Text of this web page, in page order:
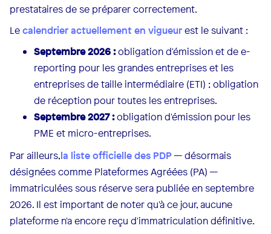
prestataires de se préparer correctement.
Lecalendrier actuellement en vigueurest le suivant :
Septembre 2026 :obligation d'émission et de e-
reporting pour les grandes entreprises et les
entreprises de taille intermédiaire (ETI) ; obligation
de réception pour toutes les entreprises.
Septembre 2027 :obligation d'émission pour les
PME et micro-entreprises.
Par ailleurs,la liste officielle des PDP— désormais
désignées comme Plateformes Agréées (PA) —
immatriculées sous réserve sera publiée en septembre
2026. Il est important de noter qu'à ce jour, aucune
plateforme n'a encore reçu d'immatriculation définitive.